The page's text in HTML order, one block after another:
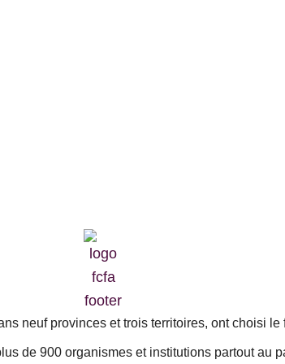
neuf provinces et trois territoires, ont choisi le
de 900 organismes et institutions partout au